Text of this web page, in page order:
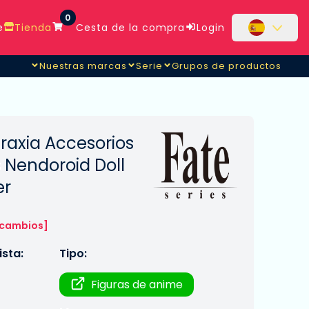
Tienda
0
Cesta de la compra Login
Nuestras marcas Serie Grupos de productos
Accesorios
Doll
Tipo:
Figuras de anime